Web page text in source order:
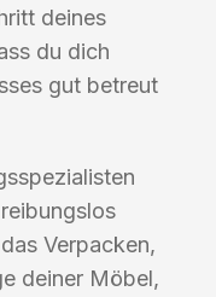
deines
du dich
gut betreut
Verpacken,
deiner Möbel,